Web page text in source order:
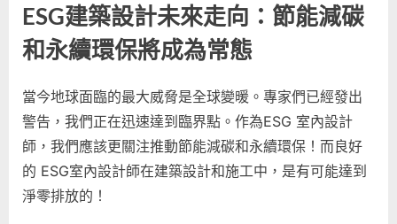
ESG建築設計未來走向：節能減碳
和永續環保將成為常態
當今地球面臨的最大威脅是全球變暖。專家們已經發出
警告，我們正在迅速達到臨界點。作為ESG 室內設計
師，我們應該更關注推動節能減碳和永續環保！而良好
的 ESG室內設計師在建築設計和施工中，是有可能達到
淨零排放的！